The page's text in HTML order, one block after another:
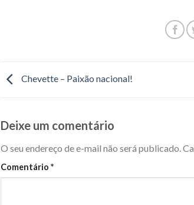
Chevette – Paixão nacional!
Deixe um comentário
O seu endereço de e-mail não será publicado.
Comentário *